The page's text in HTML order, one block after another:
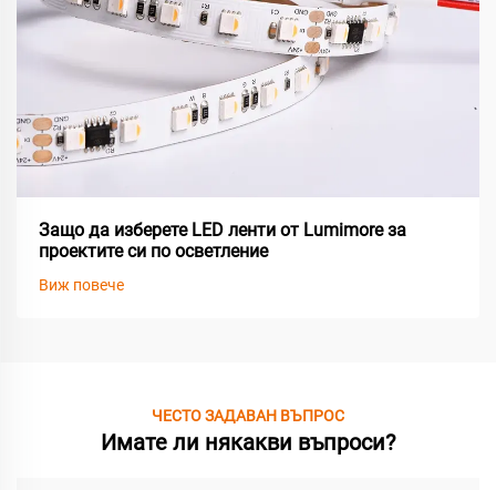
Защо да изберете LED ленти от Lumimore за
проектите си по осветление
Виж повече
ЧЕСТО ЗАДАВАН ВЪПРОС
Имате ли някакви въпроси?